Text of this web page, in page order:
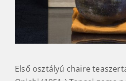
Első osztályú chaire